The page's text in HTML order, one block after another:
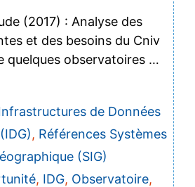
(2017) : Analyse des
et des besoins du Cniv
quelques observatoires …
de Données
, Références Systèmes
(SIG)
, IDG, Observatoire,